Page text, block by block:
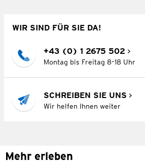
WIR SIND FÜR SIE DA!
+43 (0) 1 2675 502
Montag bis Freitag 8–18 Uhr
SCHREIBEN SIE UNS
Wir helfen Ihnen weiter
Mehr erleben